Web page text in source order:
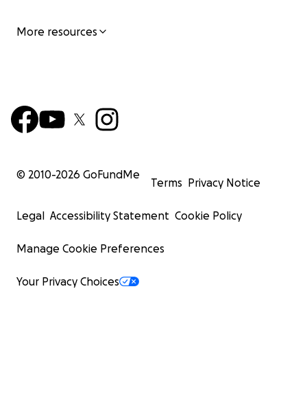
More resources
© 2010-2026 GoFundMe
Terms Privacy Notice
Legal Accessibility Statement Cookie Policy
Manage Cookie Preferences
Your Privacy Choices